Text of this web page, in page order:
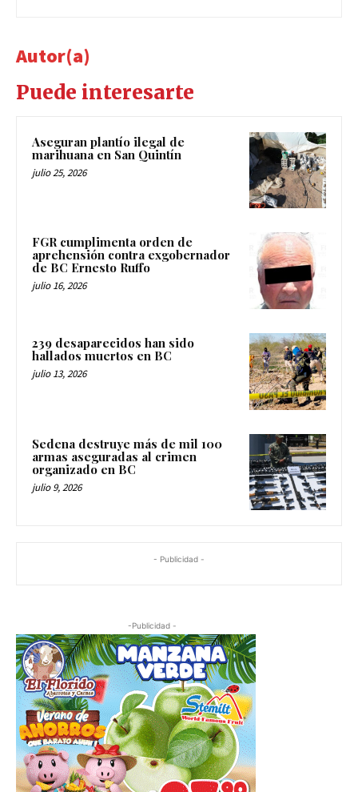
Autor(a)
Puede interesarte
Aseguran plantío ilegal de
marihuana en San Quintín
julio 25, 2026
FGR cumplimenta orden de
aprehensión contra exgobernador
de BC Ernesto Ruffo
julio 16, 2026
239 desaparecidos han sido
hallados muertos en BC
julio 13, 2026
Sedena destruye más de mil 100
armas aseguradas al crimen
organizado en BC
julio 9, 2026
- Publicidad -
-Publicidad -